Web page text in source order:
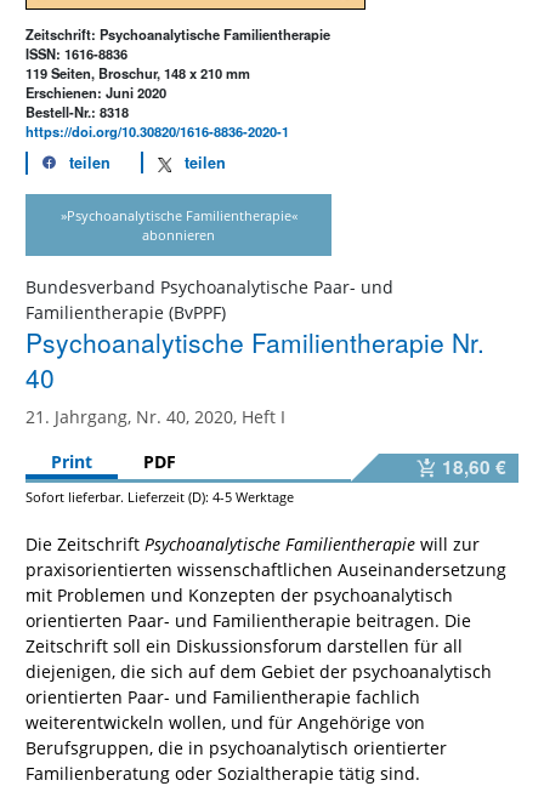
Zeitschrift: Psychoanalytische Familientherapie
ISSN: 1616-8836
119 Seiten, Broschur, 148 x 210 mm
Erschienen: Juni 2020
Bestell-Nr.: 8318
https://doi.org/10.30820/1616-8836-2020-1
teilen teilen
»Psychoanalytische Familientherapie«
abonnieren
Bundesverband Psychoanalytische Paar- und
Familientherapie (BvPPF)
Psychoanalytische Familientherapie Nr.
40
21. Jahrgang, Nr. 40, 2020, Heft I
Print
PDF 18,60 €
Sofort lieferbar. Lieferzeit (D): 4-5 Werktage
Die Zeitschrift Psychoanalytische Familientherapie will zur
praxisorientierten wissenschaftlichen Auseinandersetzung
mit Problemen und Konzepten der psychoanalytisch
orientierten Paar- und Familientherapie beitragen. Die
Zeitschrift soll ein Diskussionsforum darstellen für all
diejenigen, die sich auf dem Gebiet der psychoanalytisch
orientierten Paar- und Familientherapie fachlich
weiterentwickeln wollen, und für Angehörige von
Berufsgruppen, die in psychoanalytisch orientierter
Familienberatung oder Sozialtherapie tätig sind.